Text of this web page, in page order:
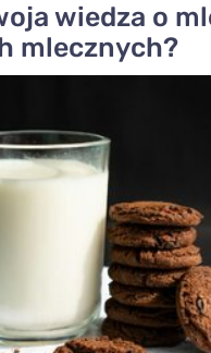
wiedza o
mlecznych?